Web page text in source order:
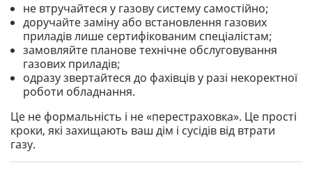
не втручайтеся у газову систему самостійно;
доручайте заміну або встановлення газових
приладів лише сертифікованим спеціалістам;
замовляйте планове технічне обслуговування
газових приладів;
одразу звертайтеся до фахівців у разі некоректної
роботи обладнання.
Це не формальність і не «перестраховка». Це прості
кроки, які захищають ваш дім і сусідів від втрати
газу.